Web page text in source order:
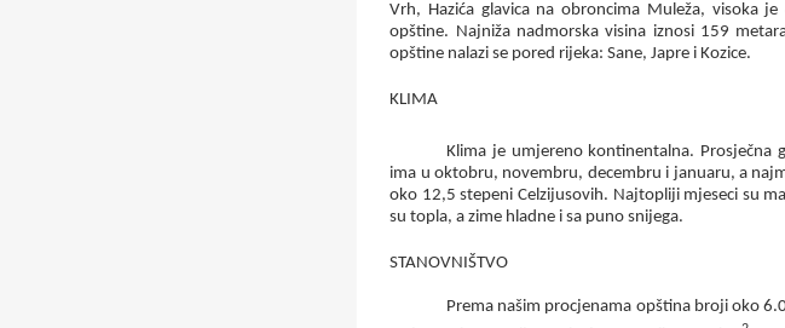
Vrh, Hazića glavica na obroncima Muleža, visoka je
opštine. Najniža nadmorska visina iznosi 159
opštine nalazi se pored rijeka: Sane, Japre i Kozice.
KLIMA
Klima je umjereno kontinentalna. Prosječna
ima u oktobru, novembru, decembru i januaru, a
oko 12,5stepeni Celzijusovih. Najtopliji mjeseci su
su topla, a zime hladne i sa puno snijega.
STANOVNIŠTVO
Prema našim procjenama opština broji oko